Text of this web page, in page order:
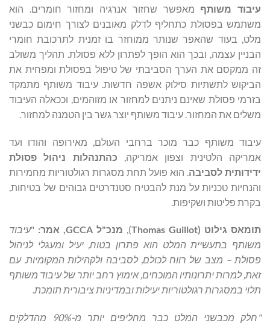
עיבוד משותף מאפשר שחזור אנרגיה ומחזור חומרים. הוא
משתמש בפסולת כתחליף לדלק מאובנים לצורך חימום כבשני
מלט, בעוד שהאפר שנותר ממוחזר בו זמנית לתרכובת חומרי
הבניין עצמה, ובכך הוא הופך לפתרון ללא פסולת. תהליך משולב
זה ממקסם את הערך הסביבתי של טיפול בפסולת ומפחית את
הביקוש לתשתיות סילוק אשפה חדשות. עיבוד משותף מתמקד
בזרמי פסולת שאינם ניתנים למחזור או מזוהמים, וככאלה העיבוד
משלים את המחזור. עיבוד משותף יוצר גשר בין הטמנה למחזור.
עיבוד משותף כבר מוכר ברחבי העולם, מאירופה והודו ועד
אמריקה הלטינית וצפון אמריקה, כהתנהלות ניהול פסולת
ידידותית לסביבה . הוא פועל תחת מסגרות רגולטוריות מחמירות
והנחיות טכניות על מנת להבטיח סטנדרטים גבוהים של בטיחות,
בקרת פליטות ושקיפות.
תומאס גילוט (Thomas Guillot
), מנכ"ל GCCA, אמר: "עיבוד
משותף בתעשיית המלט הוא פתרון בטוח, יעיל ומעגלי לניהול
פסולת – מצב של רווח לכולם, לסביבה ולקהילות המקומיות. עם
זאת, למרות יתרונותיו המוכחים, אימוץ רחב יותר של עיבוד משותף
תלוי במסגרות רגולטוריות יעילות ובמדיניות ציבורית תומכת.
"חלק מכבשני המלט כבר מחליפים יותר מ-90% מהדלקים